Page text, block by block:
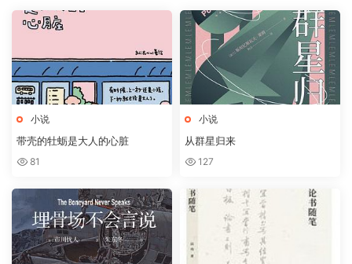
小说
带壳的牡蛎是大人的心脏
81
小说
从群星归来
127